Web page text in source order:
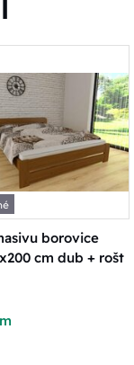
borovice
cm dub + rošt